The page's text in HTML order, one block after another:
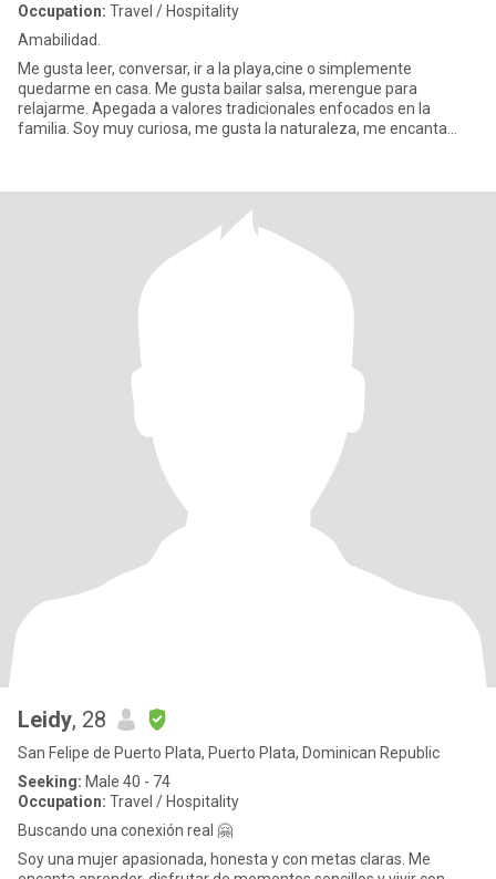
Occupation: Travel / Hospitality
Amabilidad.
Me gusta leer, conversar, ir a la playa,cine o simplemente
quedarme en casa. Me gusta bailar salsa, merengue para
relajarme. Apegada a valores tradicionales enfocados en la
familia. Soy muy curiosa, me gusta la naturaleza, me encanta
Leidy, 28
San Felipe de Puerto Plata, Puerto Plata, Dominican Republic
Seeking: Male 40 - 74
Occupation: Travel / Hospitality
Buscando una conexión real 🤗
Soy una mujer apasionada, honesta y con metas claras. Me